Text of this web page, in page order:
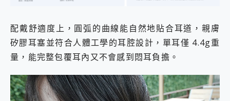
配戴舒適度上，圓弧的曲線能自然地貼合耳道，親膚
矽膠耳塞並符合人體工學的耳腔設計，單耳僅 4.4g重
量，能完整包覆耳內又不會感到悶耳負擔。